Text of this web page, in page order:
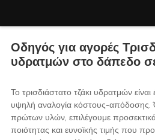
Οδηγός για αγορές
υδρατμών στο δάπεδο σε
Το τρισδιάστατο τζάκι υδρατμών
υψηλή αναλογία κόστους-απόδοσης.
πρώτων υλών, επιλέγουμε
ποιότητας και ευνοϊκής τιμής που